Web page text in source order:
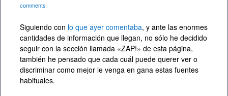
comments
Siguiendo con lo que ayer comentaba, y ante las enormes
cantidades de información que llegan, no sólo he decidido
seguir con la sección llamada «ZAP!» de esta página,
también he pensado que cada cuál puede querer ver o
discriminar como mejor le venga en gana estas fuentes
habituales.